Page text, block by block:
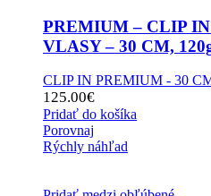
PREMIUM – CLIP
VLASY – 30 CM,
CLIP IN PREMIUM - 30
125.00€
Pridať do košíka
Porovnaj
Rýchly náhľad